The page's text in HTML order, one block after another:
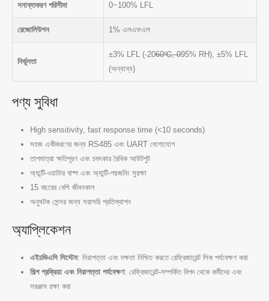
সনাক্তকরণ পরিসীমা 0~100% LFL
রেজোলিউশন 1% এলএফএল
নির্ভুলতা
±3% LFL (-2060℃, 095% RH), ±5% LFL
(অন্যান্য)
পণ্য সুবিধা
High sensitivity, fast response time (<10 seconds)
সহজ একীকরণের জন্য RS485 এবং UART যোগাযোগ
তাপমাত্রা ক্ষতিপূরণ এবং চমৎকার রৈখিক আউটপুট
অ্যান্টি-ওয়াটার বাষ্প এবং অ্যান্টি-পয়জনিং সুরক্ষা
15 বছরের বেশি জীবনকাল
অনুঘটক সেন্সর জন্য সরাসরি প্রতিস্থাপন
অ্যাপ্লিকেশন
এইচভিএসি সিস্টেম: নিরাপত্তা এবং দক্ষতা নিশ্চিত করতে রেফ্রিজারেন্ট লিক পর্যবেক্ষণ করা
শিল্প প্রক্রিয়া এবং নিরাপত্তা পর্যবেক্ষণ: রেফ্রিজারেন্ট-সম্পর্কিত বিপদ থেকে কর্মীদের এবং
সরঞ্জাম রক্ষা করা